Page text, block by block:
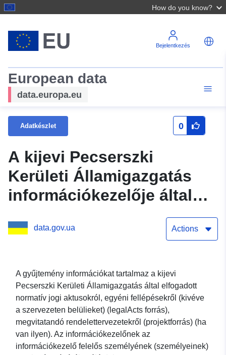
How do you know?
Bejelentkezés
European data
data.europa.eu
Adatkészlet 0
A kijevi Pecserszki
Kerületi Államigazgatás
információkezelője által
elfogadott normatív jogi
aktusok, egyéni fellépések
belüli jogi aktusokat),
megvitatandó
határozattervezetek,
valamint az
információkezelő
data.gov.ua Actions
A gyűjtemény információkat tartalmaz a kijevi
Pecserszki Kerületi Államigazgatás által elfogadott
normatív jogi aktusokról, egyéni fellépésekről (kivéve
a szervezeten belülieket) (legalActs forrás),
megvitatandó rendelettervezetekről (projektforrás) (ha
van ilyen). Az információkezelőnek az
információkezelő felelős személyének (személyeinek)